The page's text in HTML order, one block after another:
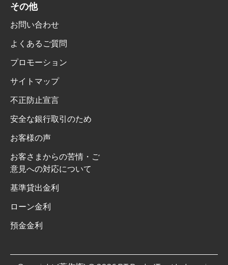
その他
お問い合わせ
よくあるご質問
プロモーション
サイトマップ
不正防止宣言
安全な銀行取引のため
お客様の声
お客さまからの苦情・ご
意見への対応について
基準貸出金利
ローン金利
預金金利